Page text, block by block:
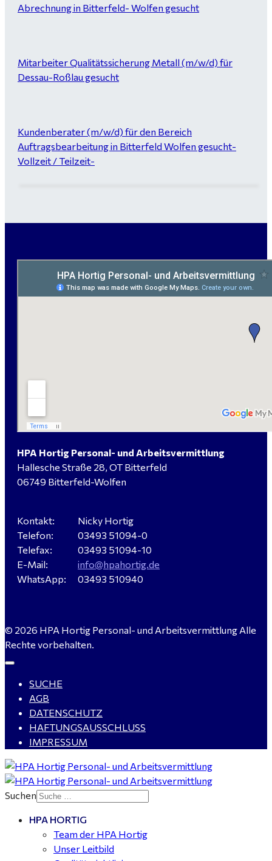
Abrechnung in Bitterfeld- Wolfen gesucht
Mitarbeiter Qualitätssicherung Metall (m/w/d) für
Dessau-Roßlau gesucht
Kundenberater (m/w/d) für den Bereich
Auftragsbearbeitung in Bitterfeld Wolfen gesucht-
Vollzeit / Teilzeit-
Maurer / Putzer (m/w/d) Bitterfeld-Wolfen gesucht -
ab 3.500 € (keine Montage)
Elektromeister / -techniker (m/w/d) Kalkulation /
Planung / Überwachung - Bitterfeld-Wolfen
Hausmeister (m/w/d) für ein festes Objekt in
Verkäufer / Fachberater (m/w/d) - Baustoffe Fliesen -
für Dessau-Roßlau gesucht
gesucht - ab 4.500,00 €
WIG-Schweißer / Vorrichter (m/w/d) Anlagen- und
Rohrleitungsbau - Tagschicht - Leuna ab 20 €
gesucht für Halle (Saale) - ab 4.000 €
Buchhalter (m/w/d) für Halle (Saale) gesucht - TZ 20-
HPA Hortig Personal- und Arbeitsvermittlung
Hallesche Straße 28, OT Bitterfeld
06749 Bitterfeld-Wolfen
Kontakt:
Telefon:
Telefax:
E-Mail:
WhatsApp:
Nicky Hortig
03493 51094-0
03493 51094-10
info@hpahortig.de
03493 510940
© 2026 HPA Hortig Personal- und Arbeitsvermittlung Alle
Rechte vorbehalten.
SUCHE
AGB
DATENSCHUTZ
HAFTUNGSAUSSCHLUSS
IMPRESSUM
Suchen
HPA HORTIG
Team der HPA Hortig
Unser Leitbild